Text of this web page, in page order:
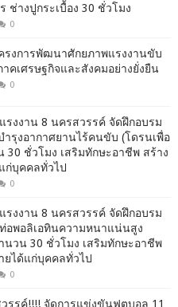
ช่างปูกระเบื้อง 30 ชั่วโมง
0
รงการพัฒนาศักยภาพแรงงานขับ
คเศรษฐกิจและสังคมอย่างยั่งยืน
0
งงาน 8 นครสวรรค์ จัดฝึกอบรม
รุงอากาศยานไร้คนขับ (โดรนเพื่อ
30 ชั่วโมง เสริมทักษะอาชีพ สร้าง
ก่บุคคลทั่วไป
0
งงาน 8 นครสวรรค์ จัดฝึกอบรม
อพอลิเอทินความหนาแน่นสูง
นวน 30 ชั่วโมง เสริมทักษะอาชีพ
ยได้แก่บุคคลทั่วไป
0
รรค์!!!! จัดการแข่งขันฟุตบอล 11